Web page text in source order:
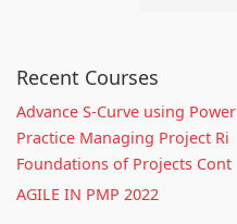
Recent Courses
Advance S-Curve using Power
Practice Managing Project Ri
Foundations of Projects Cont
AGILE IN PMP 2022